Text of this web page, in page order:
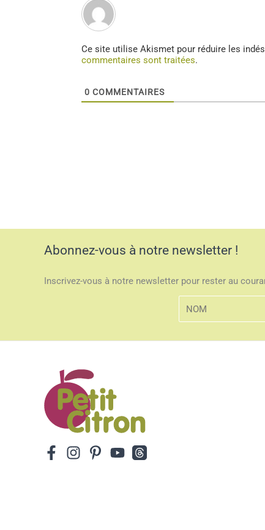
Ce site utilise Akismet pour réduire les
commentaires sont traitées.
0 COMMENTAIRES
Abonnez-vous à notre newsletter !
Inscrivez-vous à notre newsletter pour rester au